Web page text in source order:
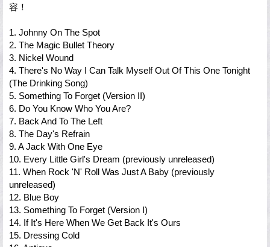
容！
1. Johnny On The Spot
2. The Magic Bullet Theory
3. Nickel Wound
4. There's No Way I Can Talk Myself Out Of This One Tonight
(The Drinking Song)
5. Something To Forget (Version II)
6. Do You Know Who You Are?
7. Back And To The Left
8. The Day's Refrain
9. A Jack With One Eye
10. Every Little Girl's Dream (previously unreleased)
11. When Rock 'N' Roll Was Just A Baby (previously
unreleased)
12. Blue Boy
13. Something To Forget (Version I)
14. If It's Here When We Get Back It's Ours
15. Dressing Cold